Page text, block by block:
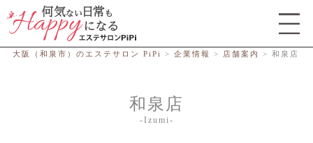
大阪（和泉市）のエステサロン PiPi > 企業情報 > 店舗案内 > 和泉店
和泉店
Izumi